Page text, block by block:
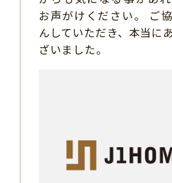
お声がけください。 ご
んしていただき、本当に
ざいました。